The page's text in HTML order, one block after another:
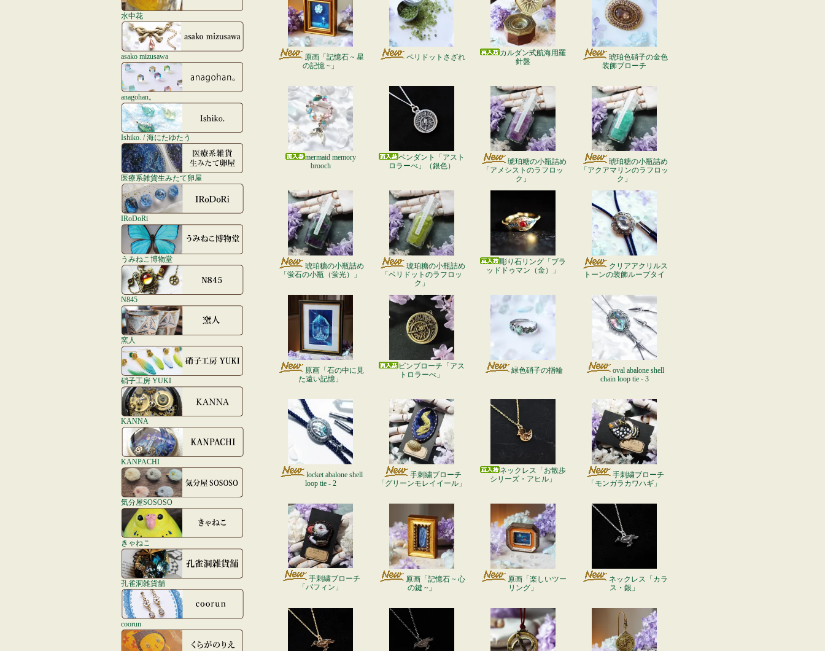
水中花
asako mizusawa
anagohan。
Ishiko. / 海にたゆたう
医療系雑貨生みたて卵屋
IRoDoRi
うみねこ博物堂
N845
窯人
硝子工房 YUKI
KANNA
KANPACHI
気分屋SOSOSO
きゃねこ
孔雀洞雑貨舗
coorun
原画「記憶石 ~ 星
の記憶 ~」
ペリドットさざれ
カルダン式航海用羅
針盤
琥珀色硝子の金色
装飾ブローチ
mermaid memory
brooch
ペンダント「アスト
ロラーべ」（銀色）
琥珀糖の小瓶詰め
「アメシストのラフロッ
ク」
琥珀糖の小瓶詰め
「アクアマリンのラフロッ
ク」
琥珀糖の小瓶詰め
「蛍石の小瓶（蛍光）」
琥珀糖の小瓶詰め
「ペリドットのラフロッ
ク」
彫り石リング「ブラ
ッドドゥマン（金）」
クリアアクリルス
トーンの装飾ループタイ
原画「石の中に見
た遠い記憶」
ピンブローチ「アス
トロラーべ」
緑色硝子の指輪
oval abalone shell
chain loop tie - 3
locket abalone shell
loop tie - 2
手刺繍ブローチ
「グリーンモレイイール」
ネックレス「お散歩
シリーズ・アヒル」
手刺繍ブローチ
「モンガラカワハギ」
手刺繍ブローチ
「パフィン」
原画「記憶石 ~ 心
の鍵 ~」
原画「楽しいツー
リング」
ネックレス「カラ
ス・銀」